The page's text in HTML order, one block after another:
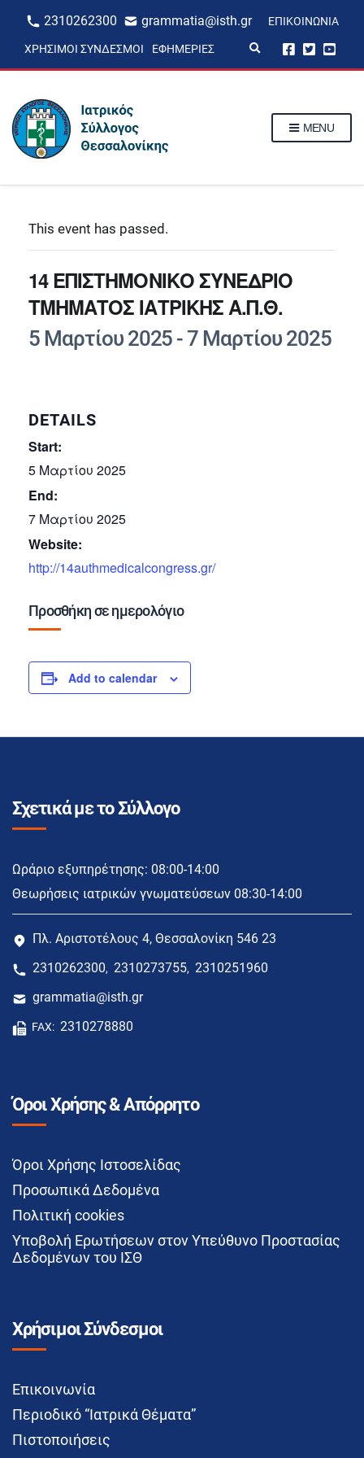
2310262300 grammatia@isth.gr ΕΠΙΚΟΙΝΩΝΊΑ
ΧΡΉΣΙΜΟΙ ΣΎΝΔΕΣΜΟΙ ΕΦΗΜΕΡΊΕΣ
p
MENU
This event has passed.
14 ΕΠΙΣΤΗΜΟΝΙΚΟ ΣΥΝΕΔΡΙΟ
ΤΜΗΜΑΤΟΣ ΙΑΤΡΙΚΗΣ Α.Π.Θ.
5 Μαρτίου 2025 - 7 Μαρτίου 2025
DETAILS
Start:
5 Μαρτίου 2025
End:
7 Μαρτίου 2025
Website:
http://14authmedicalcongress.gr/
Προσθήκη σε ημερολόγιο
Add to calendar
Σχετικά με το Σύλλογο
Ωράριο εξυπηρέτησης: 08:00-14:00
Θεωρήσεις ιατρικών γνωματεύσεων 08:30-14:00
Πλ. Αριστοτέλους 4, Θεσσαλονίκη 546 23
2310262300, 2310273755, 2310251960
grammatia@isth.gr
FAX: 2310278880
Όροι Χρήσης & Απόρρητο
Όροι Χρήσης Ιστοσελίδας
Προσωπικά Δεδομένα
Πολιτική cookies
Υποβολή Ερωτήσεων στον Υπεύθυνο Προστασίας
Δεδομένων του ΙΣΘ
Χρήσιμοι Σύνδεσμοι
Επικοινωνία
Περιοδικό “Ιατρικά Θέματα”
Πιστοποιήσεις